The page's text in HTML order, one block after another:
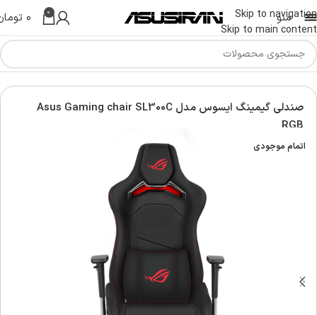
Skip to navigation
Skip to main content
منو 0 ۰
کامپیوتر و تجهیزات جانبی
صندلی گیمینگ ایسوس مدل Asus Gaming chair SL300C
RGB
اتمام موجودی